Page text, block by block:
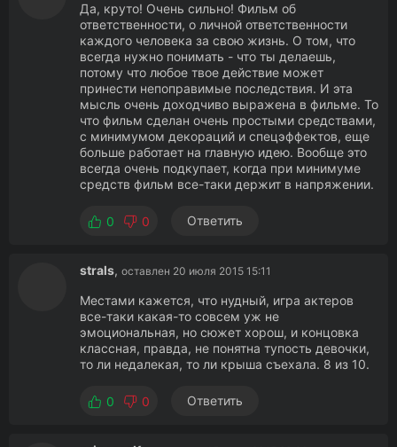
Да, круто! Очень сильно! Фильм об
ответственности, о личной ответственности
каждого человека за свою жизнь. О том, что
всегда нужно понимать - что ты делаешь,
потому что любое твое действие может
принести непоправимые последствия. И эта
мысль очень доходчиво выражена в фильме. То
что фильм сделан очень простыми средствами,
с минимумом декораций и спецэффектов, еще
больше работает на главную идею. Вообще это
всегда очень подкупает, когда при минимуме
средств фильм все-таки держит в напряжении.
0 0 Ответить
strals, оставлен 20 июля 2015 15:11
Местами кажется, что нудный, игра актеров
все-таки какая-то совсем уж не
эмоциональная, но сюжет хорош, и концовка
классная, правда, не понятна тупость девочки,
то ли недалекая, то ли крыша съехала. 8 из 10.
0 0 Ответить